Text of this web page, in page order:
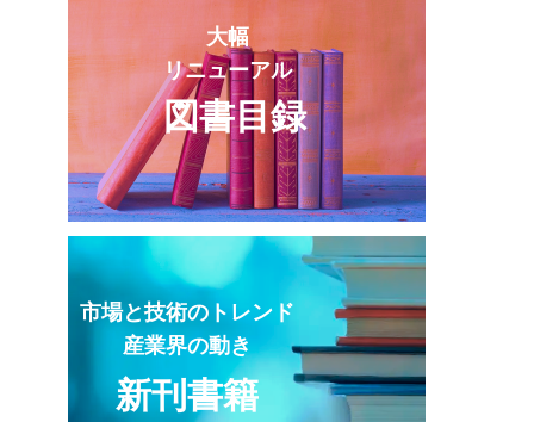
大幅
リニューアル
図書目録
市場と技術のトレンド
産業界の動き
新刊書籍